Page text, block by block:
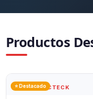
Productos
⭐ DestacadoACTECK